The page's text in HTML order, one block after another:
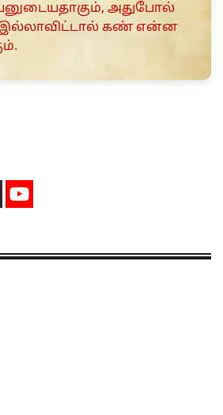
அதுபோல்
கண் என்ன